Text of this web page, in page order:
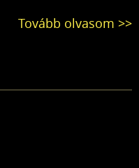
Tovább olvasom >>